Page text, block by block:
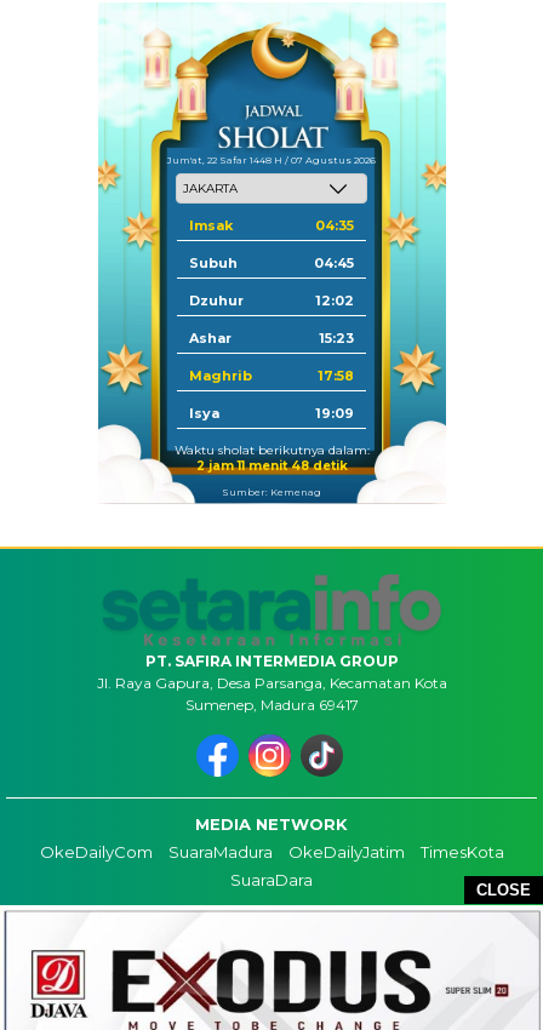
CLOSE
Jum'at, 22 Safar 1448 H / 07 Agustus 2026
Imsak 04:35
Subuh 04:45
Dzuhur 12:02
Ashar 15:23
Maghrib 17:58
Isya 19:09
Waktu sholat berikutnya dalam:
2 jam 11 menit 48 detik
Sumber: Kemenag
PT. SAFIRA INTERMEDIA GROUP
Jl. Raya Gapura, Desa Parsanga, Kecamatan Kota
Sumenep, Madura 69417
MEDIA NETWORK
OkeDailyCom
SuaraMadura OkeDailyJatim
TimesKota
SuaraDara
COPYRIGHT ©2026 SETARAINFO - ALL RIGHTS RESERVED